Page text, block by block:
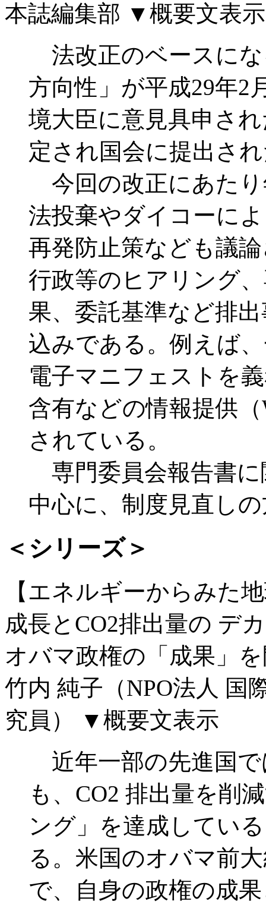
本誌編集部 ▼概要文表示
法改正のベースにな
方向性」が平成29年2
境大臣に意見具申さ
定され国会に提出さ
今回の改正にあた
法投棄やダイコーに
再発防止策なども議
行政等のヒアリング
果、委託基準など排
込みである。例えば
電子マニフェストを
含有などの情報提供
されている。
専門委員会報告書
中心に、制度見直し
＜シリーズ＞
【エネルギーからみた
成長とCO2排出量の デ
オバマ政権の「成果」
竹内 純子（NPO法人 国
究員）
▼概要文表示
近年一部の先進国で
も、CO2 排出量を削
ング」を達成してい
る。米国のオバマ前
で、自身の政権の成